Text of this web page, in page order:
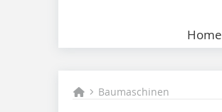
Home
Baumaschinen